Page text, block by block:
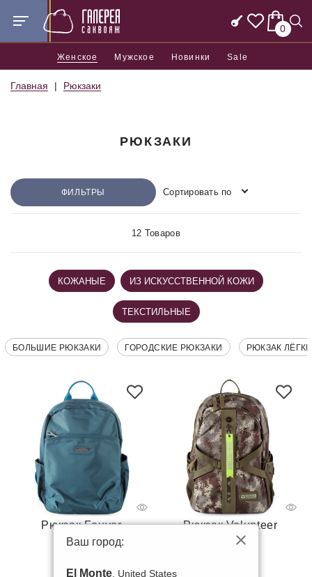
0
Женское Мужское Новинки Sale
Главная Рюкзаки
РЮКЗАКИ
ФИЛЬТРЫ Сортировать по
12 Товаров
КОЖАНЫЕ ИЗ ИСКУССТВЕННОЙ КОЖИ
ТЕКСТИЛЬНЫЕ
БОЛЬШИЕ РЮКЗАКИ ГОРОДСКИЕ РЮКЗАКИ РЮКЗАК
Рюкзак Fouvor
2 350
Рюкзак Volunteer
3 300
Ваш город:
El Monte , United States